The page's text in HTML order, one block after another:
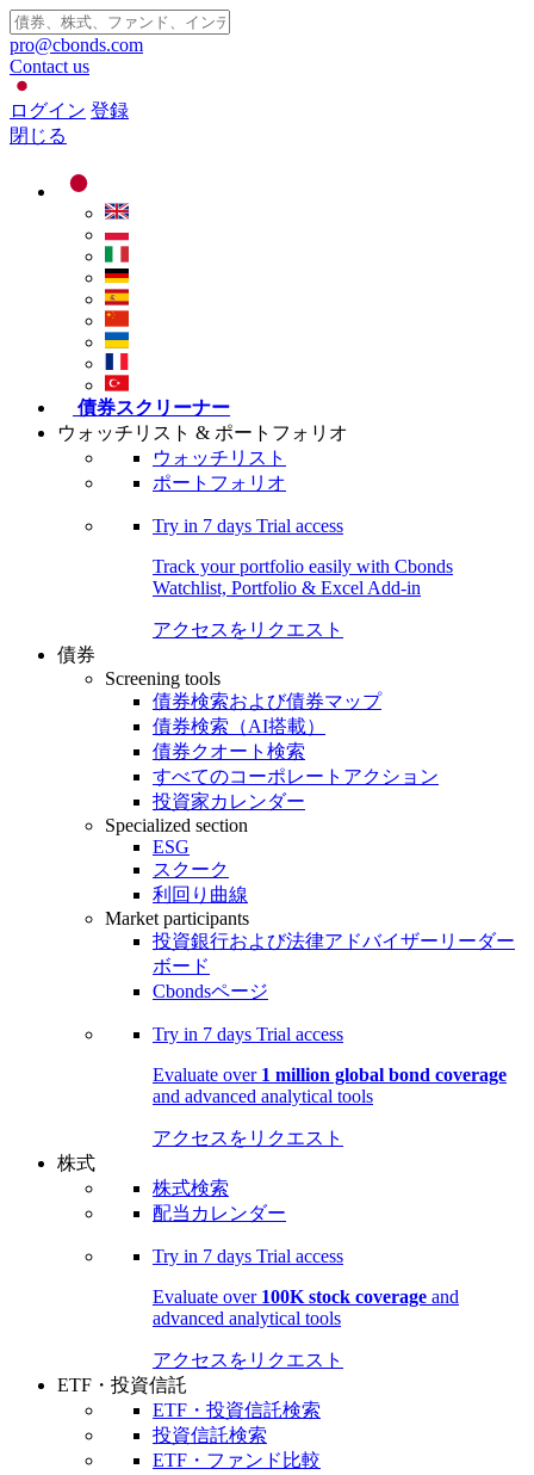
pro@cbonds.com
Contact us
ログイン 登録
閉じる
債券スクリーナー
ウォッチリスト & ポートフォリオ
ウォッチリスト
ポートフォリオ
Try in 7 days Trial access
Track your portfolio easily with Cbonds
Watchlist, Portfolio & Excel Add-in
アクセスをリクエスト
債券
Screening tools
債券検索および債券マップ
債券検索（AI搭載）
債券クオート検索
すべてのコーポレートアクション
投資家カレンダー
Specialized section
ESG
スクーク
利回り曲線
Market participants
投資銀行および法律アドバイザーリーダー
ボード
Cbondsページ
Try in 7 days Trial access
Evaluate over 1 million global bond coverage
and advanced analytical tools
アクセスをリクエスト
株式
株式検索
配当カレンダー
Try in 7 days Trial access
Evaluate over 100K stock coverage and
advanced analytical tools
アクセスをリクエスト
ETF・投資信託
ETF・投資信託検索
投資信託検索
ETF・ファンド比較